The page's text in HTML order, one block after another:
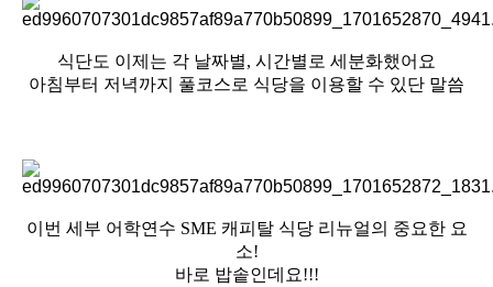
식단도 이제는 각 날짜별, 시간별로 세분화했어요
아침부터 저녁까지 풀코스로 식당을 이용할 수 있단 말씀
이번 세부 어학연수 SME 캐피탈 식당 리뉴얼의 중요한 요
소!
바로 밥솥인데요!!!